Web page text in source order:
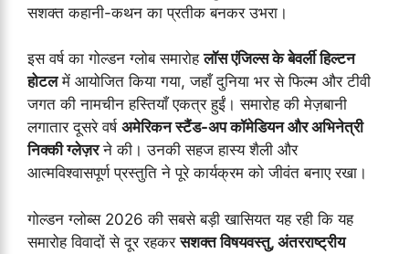
सशक्त कहानी-कथन का प्रतीक बनकर उभरा।
इस वर्ष का गोल्डन ग्लोब समारोहलॉस एंजिल्स के बेवर्ली हिल्टन
होटलमें आयोजित किया गया, जहाँ दुनिया भर से फिल्म और टीवी
जगत की नामचीन हस्तियाँ एकत्र हुईं। समारोह की मेज़बानी
लगातार दूसरे वर्ष अमेरिकन स्टैंड-अप कॉमेडियन और अभिनेत्री
निक्की ग्लेज़रने की। उनकी सहज हास्य शैली और
आत्मविश्वासपूर्ण प्रस्तुति ने पूरे कार्यक्रम को जीवंत बनाए रखा।
गोल्डन ग्लोब्स 2026 की सबसे बड़ी खासियत यह रही कि यह
समारोह विवादों से दूर रहकरसशक्त विषयवस्तु, अंतरराष्ट्रीय